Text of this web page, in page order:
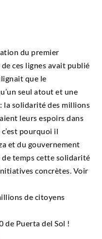
du premier
ces lignes avait publié
que le
seul atout et une
la solidarité des millions
leurs espoirs dans
pourquoi il
et du gouvernement
de temps cette solidarité
concrètes. Voir
de citoyens
de Puerta del Sol !